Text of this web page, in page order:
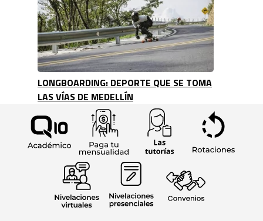
LONGBOARDING: DEPORTE QUE SE TOMA
LAS VÍAS DE MEDELLÍN